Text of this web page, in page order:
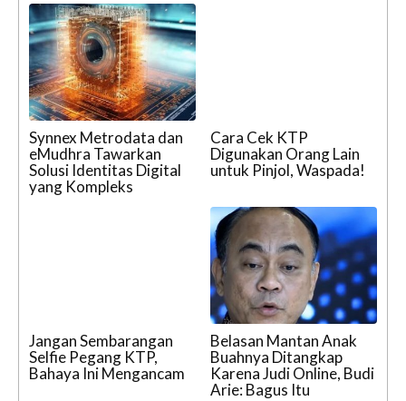
Synnex Metrodata dan
eMudhra Tawarkan
Solusi Identitas Digital
yang Kompleks
Cara Cek KTP
Digunakan Orang Lain
untuk Pinjol, Waspada!
Jangan Sembarangan
Selfie Pegang KTP,
Bahaya Ini Mengancam
Belasan Mantan Anak
Buahnya Ditangkap
Karena Judi Online, Budi
Arie: Bagus Itu